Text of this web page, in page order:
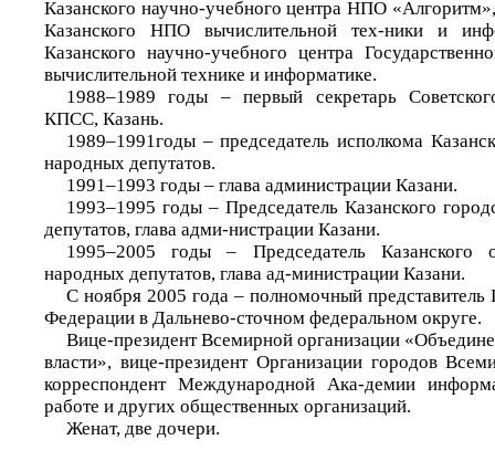
Казанского научно-учебного центра НПО
Казанского НПО вычислительной тех-ники и
Казанского научно-учебного центра
вычислительной технике и информатике.
1988–1989 годы – первый секретарь
КПСС, Казань.
1989–1991годы – председатель исполкома
народных депутатов.
1991–1993 годы – глава администрации Казани.
1993–1995 годы – Председатель Казанского
депутатов, глава адми-нистрации Казани.
1995–2005 годы – Председатель Казанского
народных депутатов, глава ад-министрации Казани.
С ноября 2005 года – полномочный представитель
Федерации в Дальнево-сточном федеральном округе.
Вице-президент Всемирной организации
власти», вице-президент Организации городов
корреспондент Международной Ака-демии
работе и других общественных организаций.
Женат, две дочери.